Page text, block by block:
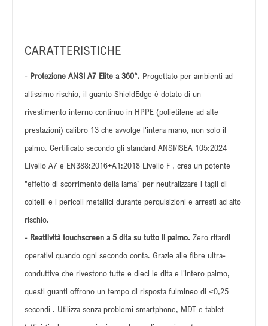
CARATTERISTICHE
- Protezione ANSI A7 Elite a 360°. Progettato per ambienti ad
altissimo rischio, il guanto ShieldEdge è dotato di un
rivestimento interno continuo in HPPE (polietilene ad alte
prestazioni) calibro 13 che avvolge l'intera mano, non solo il
palmo. Certificato secondo gli standard ANSI/ISEA 105:2024
Livello A7 e EN388:2016+A1:2018 Livello F , crea un potente
"effetto di scorrimento della lama" per neutralizzare i tagli di
coltelli e i pericoli metallici durante perquisizioni e arresti ad alto
rischio.
- Reattività touchscreen a 5 dita su tutto il palmo. Zero ritardi
operativi quando ogni secondo conta. Grazie alle fibre ultra-
conduttive che rivestono tutte e dieci le dita e l'intero palmo,
questi guanti offrono un tempo di risposta fulmineo di ≤0,25
secondi . Utilizza senza problemi smartphone, MDT e tablet